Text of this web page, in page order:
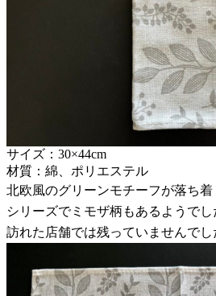
サイズ：30×44cm
材質：綿、ポリエステル
北欧風のグリーンモチーフが落ち
シリーズでミモザ柄もあるようで
訪れた店舗では残っていませんでし